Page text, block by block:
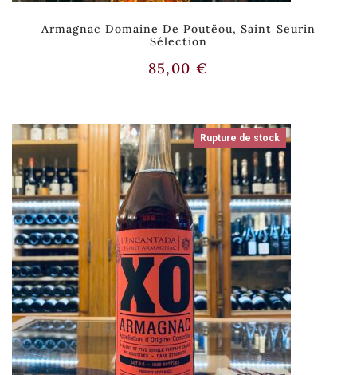
Armagnac Domaine De Poutëou, Saint Seurin
Sélection
85,00 €
Rupture de stock